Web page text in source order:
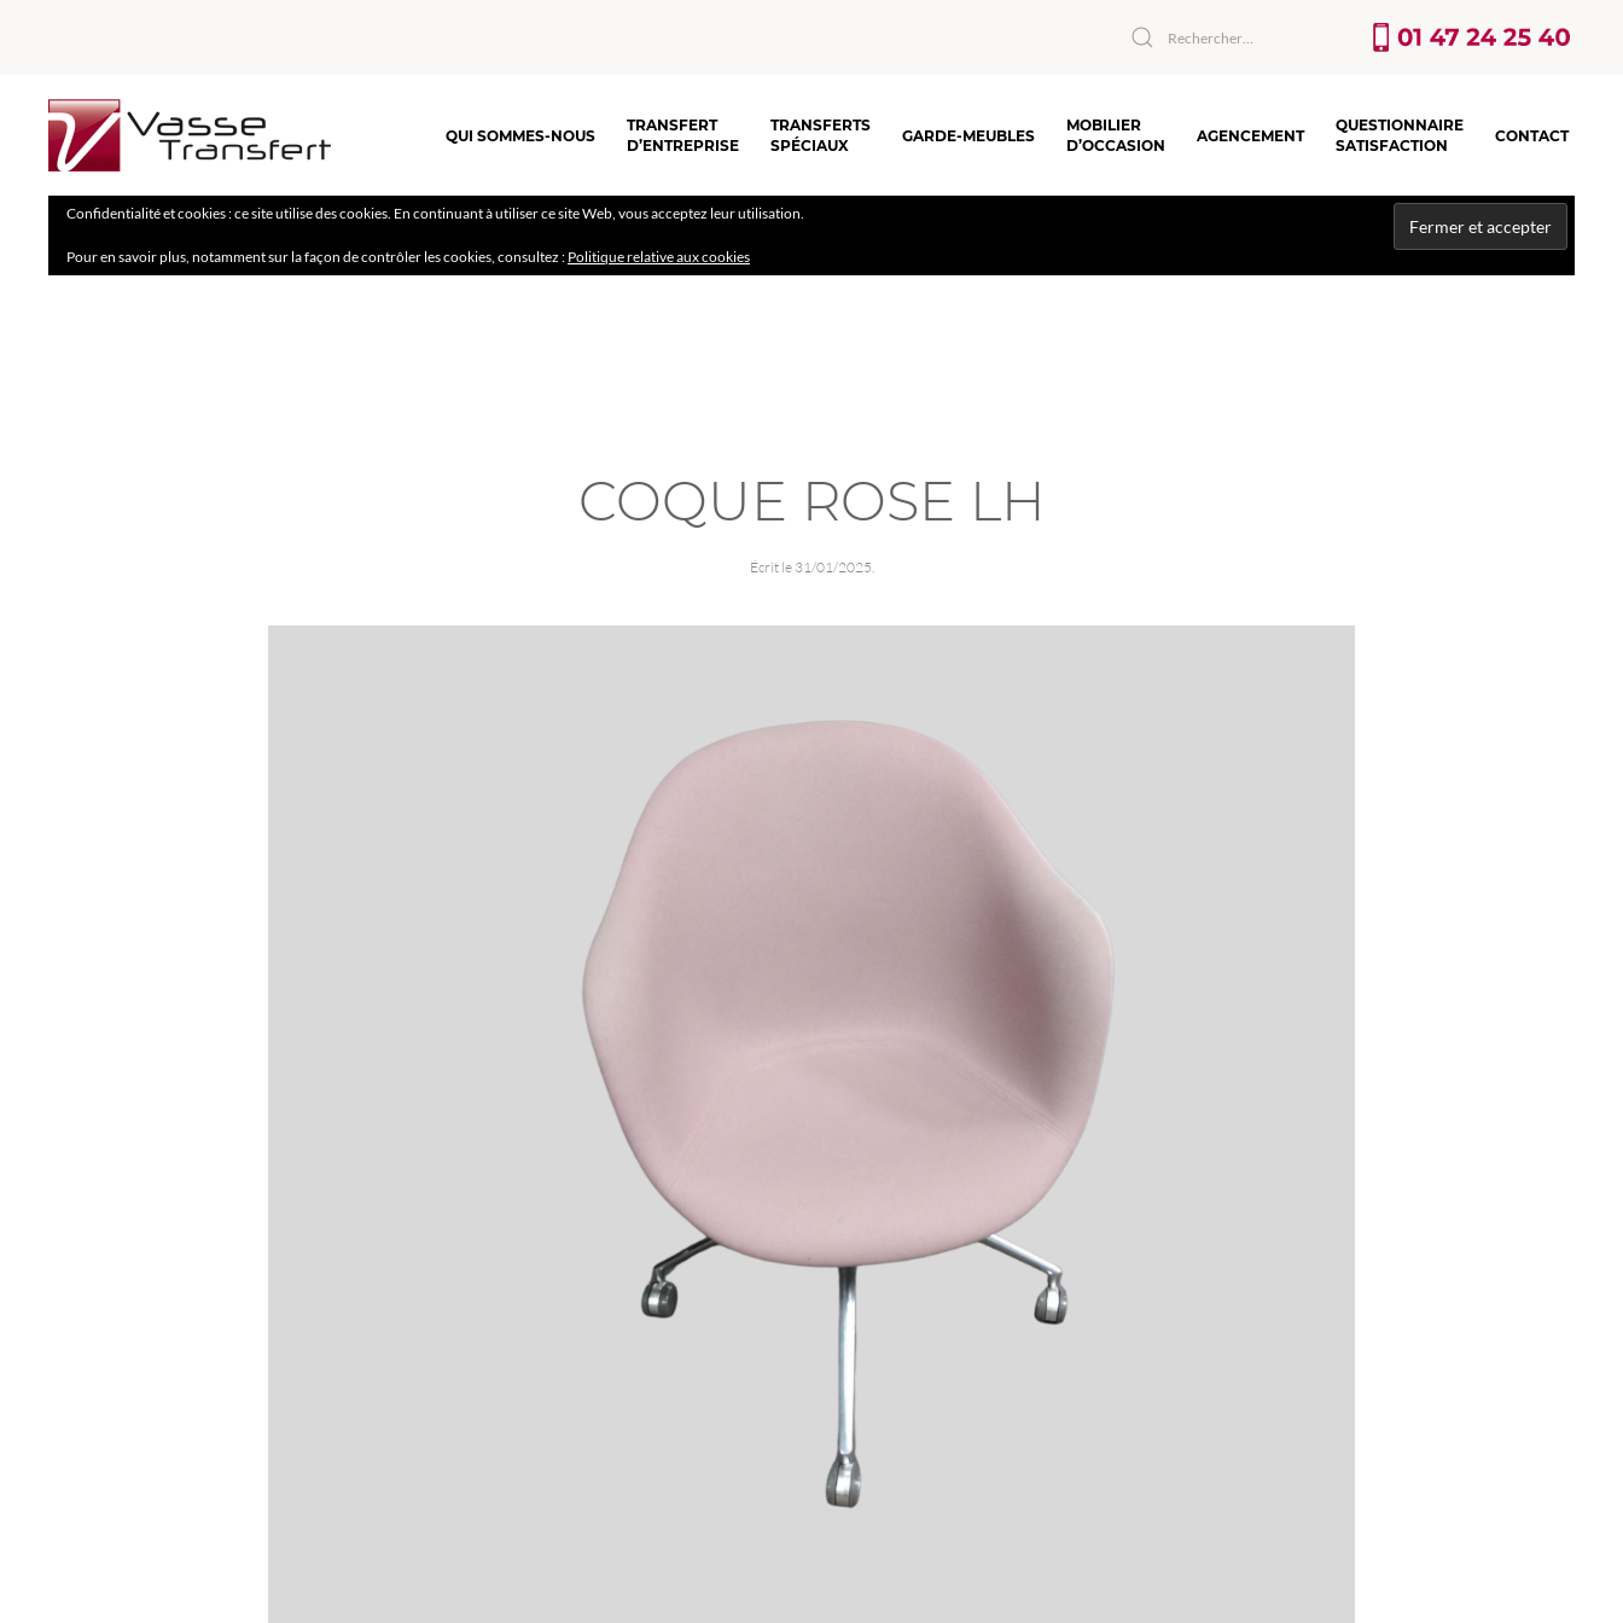
QUI SOMMES-NOUS
TRANSFERT
D’ENTREPRISE
TRANSFERTS
SPÉCIAUX
GARDE-MEUBLES
MOBILIER
D’OCCASION
AGENCEMENT
QUESTIONNAIRE
SATISFACTION
CONTACT
Confidentialité et cookies : ce site utilise des cookies. En continuant à utiliser ce site Web, vous acceptez leur utilisation.
Pour en savoir plus, notamment sur la façon de contrôler les cookies, consultez : Politique relative aux cookies
COQUE ROSE LH
Écrit le 31/01/2025.